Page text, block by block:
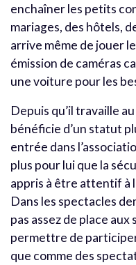
enchaîner les petits
mariages, des hôtels,
arrive même de jouer
émission de caméras
une voiture pour les
Depuis qu’il travaille
bénéficie d’un statut
entrée dans
plus pour lui que la
appris à être attentif à
Dans les spectacles
pas assez de place
permettre de
que comme des